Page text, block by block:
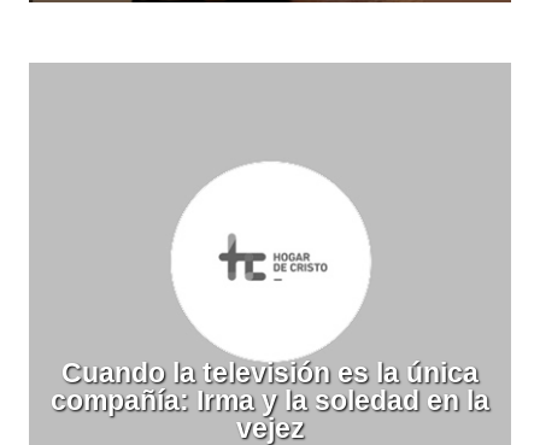
Cuando la televisión es la única
compañía: Irma y la soledad en la
vejez